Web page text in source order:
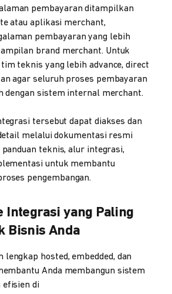
pembayaran ditampilkan
atau aplikasi merchant,
pembayaran yang lebih
brand merchant. Untuk
teknis yang lebih advance, direct
agar seluruh proses pembayaran
dengan sistem internal merchant.
tersebut dapat diakses dan
melalui dokumentasi resmi
panduan teknis, alur integrasi,
untuk membantu
pengembangan.
Integrasi yang Paling
Bisnis Anda
lengkap hosted, embedded, dan
Anda membangun sistem
efisien di